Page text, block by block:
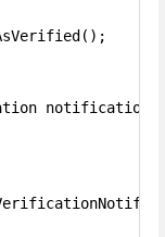
notification.